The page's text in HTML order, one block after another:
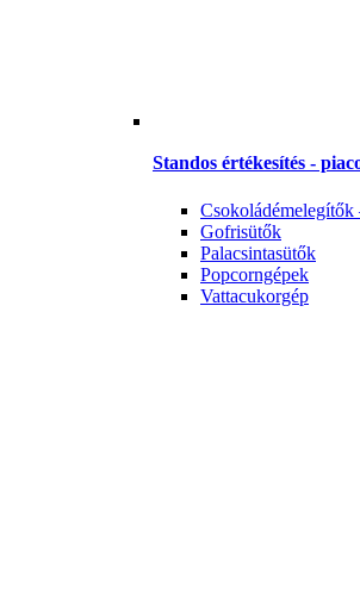
Standos értékesítés -
Csokoládémelegítők
Gofrisütők
Palacsintasütők
Popcorngépek
Vattacukorgép